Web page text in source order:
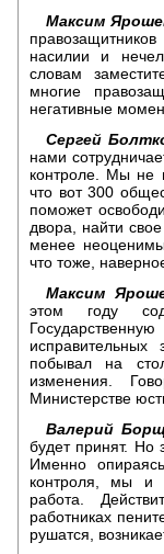
Максим
насилии и
словам
многие
негативные
Сергей
нами
контроле. Мы не
что вот 300
поможет
двора, найти
менее
что тоже,
Максим
этом году
побывал на
изменения.
Министерстве
Валерий
будет принят. Но
Именно
контроля, мы и
работа.
работниках
рушатся,